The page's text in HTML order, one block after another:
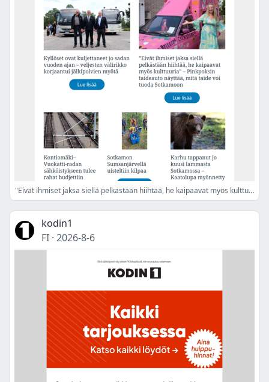
"Eivät ihmiset jaksa siellä pelkästään hiihtää, he kaipaavat myös kulttuuria"
kodin1
FI · 2026-8-6